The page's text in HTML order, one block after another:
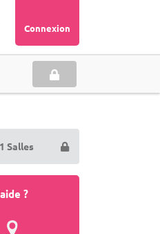
Connexion
Salles
?